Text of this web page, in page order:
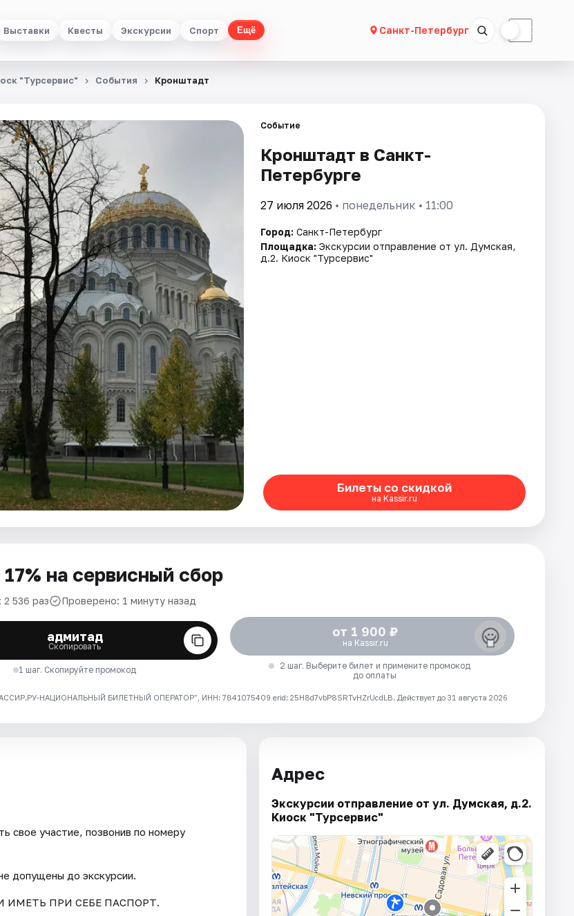
Выставки Квесты Экскурсии Спорт Ещё Санкт-Петербург ☾
"Турсервис" События Кронштадт
Событие
Кронштадт в Санкт-
Петербурге
27 июля 2026 • понедельник • 11:00
Город: Санкт-Петербург
Площадка: Экскурсии отправление от ул. Думская,
д.2. Киоск "Турсервис"
Билеты со скидкой
на Kassir.ru
на сервисный сбор
536 раз Проверено: 1 минуту назад
адмитад
Скопировать
1 шаг. Скопируйте промокод
от 1 900 ₽
на Kassir.ru
2 шаг. Выберите билет и примените промокод
до оплаты
НАЦИОНАЛЬНЫЙ БИЛЕТНЫЙ ОПЕРАТОР", ИНН: 7841075409 erid: 25H8d7vbP8SRTvHZrUcdLB. Действует до 31 августа 2026
свое участие, позвонив по номеру
допущены до экскурсии.
ИМЕТЬ ПРИ СЕБЕ ПАСПОРТ.
Адрес
Экскурсии отправление от ул. Думская, д.2.
Киоск "Турсервис"